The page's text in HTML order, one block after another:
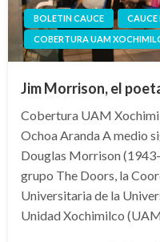
BOLETIN CAUCE
CAUCE
COBERTURA UAM
Jim Morrison, el
Cobertura UAM
Ochoa Aranda A medio
Douglas Morrison
grupo The Doors, la
Universitaria de la
Unidad Xochimilco